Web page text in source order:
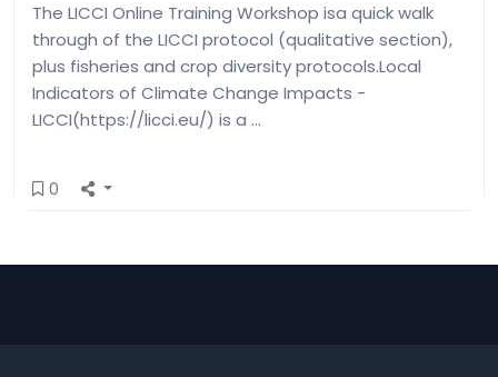
The LICCI Online Training Workshop isa quick walk
through of the LICCI protocol (qualitative section),
plus fisheries and crop diversity protocols.Local
Indicators of Climate Change Impacts -
LICCI(https://licci.eu/) is a …
0